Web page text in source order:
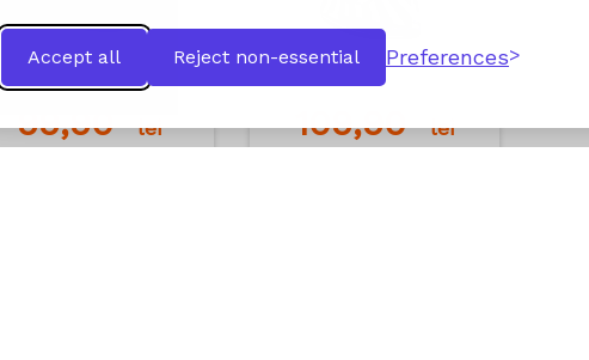
Accept all Reject non-essential Preferences
99,90lei 109,90lei